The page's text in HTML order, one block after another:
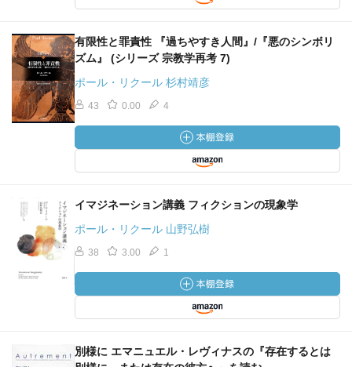
有限性と罪責性 『過ちやすき人間』/『悪のシンボリ
ズム』 (シリーズ 宗教学再考 7)
ポール・リクール 杉村靖彦
43 0.00 4
イマジネーション講義 フィクションの現象学
ポール・リクール 山野弘樹
38 3.00 1
別様に エマニュエル・レヴィナスの『存在するとは